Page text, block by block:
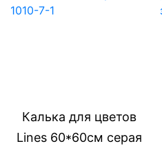
Калька для цветов
Lines 60*60см серая